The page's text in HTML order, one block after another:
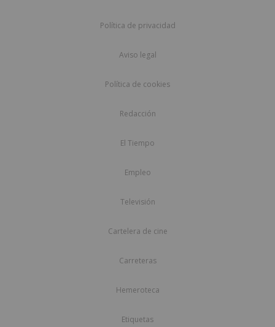
Política de privacidad
Aviso legal
Política de cookies
Redacción
El Tiempo
Empleo
Televisión
Cartelera de cine
Carreteras
Hemeroteca
Etiquetas